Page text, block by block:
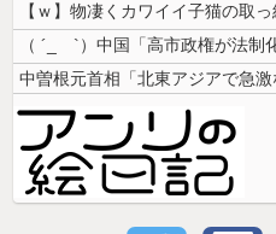
【ｗ】物凄くカワイイ子猫の取っ
中曽根元首相「北東アジアで急